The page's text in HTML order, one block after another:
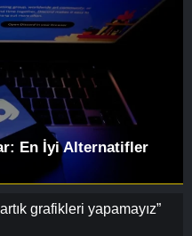
En İyi Alternatifler
grafikleri yapamayız”